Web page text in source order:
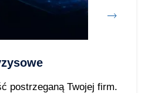
postrzeganą Twojej firm.